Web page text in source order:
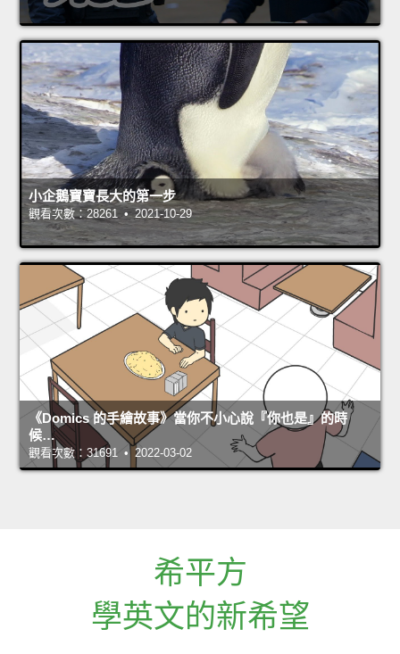
小企鵝寶寶長大的第一步
觀看次數：28261 • 2021-10-29
《Domics 的手繪故事》當你不小心說『你也是』的時
候…
觀看次數：31691 • 2022-03-02
希平方
學英文的新希望